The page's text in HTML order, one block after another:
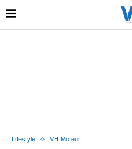
Lifestyle VH Moteur